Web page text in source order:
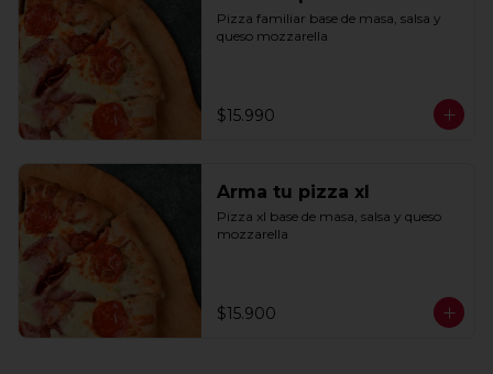
Pizza familiar base de masa, salsa y
queso mozzarella
$15.990
Arma tu pizza xl
Pizza xl base de masa, salsa y queso
mozzarella
$15.900